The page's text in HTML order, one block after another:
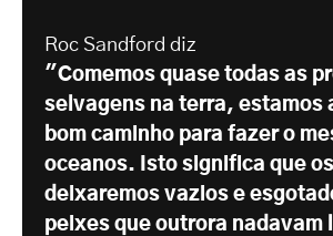
Roc Sandford diz
"Comemos quase todas as
selvagens na terra, estamos
bom caminho para fazer o
oceanos. Isto significa que os
deixaremos vazios e
peixes que outrora nadavam